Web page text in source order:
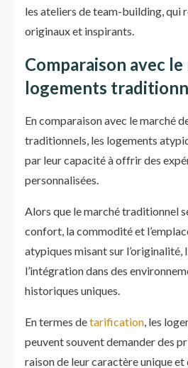
les ateliers de team-building, qui
originaux et inspirants.
Comparaison avec le
logements
En comparaison avec le marché
traditionnels, les logements
par leur capacité à offrir des
personnalisées.
Alors que le marché traditionnel
confort, la commodité et
atypiques misant sur l’originalité,
l’intégration dans des
historiques uniques.
En termes detarification, les
peuvent souvent demander des
raison de leur caractère unique et